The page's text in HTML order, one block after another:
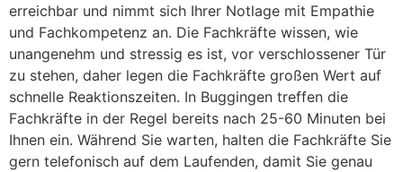
erreichbar und nimmt sich Ihrer Notlage mit Empathie
und Fachkompetenz an. Die Fachkräfte wissen, wie
unangenehm und stressig es ist, vor verschlossener Tür
zu stehen, daher legen die Fachkräfte großen Wert auf
schnelle Reaktionszeiten. In Buggingen treffen die
Fachkräfte in der Regel bereits nach 25-60 Minuten bei
Ihnen ein. Während Sie warten, halten die Fachkräfte Sie
gern telefonisch auf dem Laufenden, damit Sie genau